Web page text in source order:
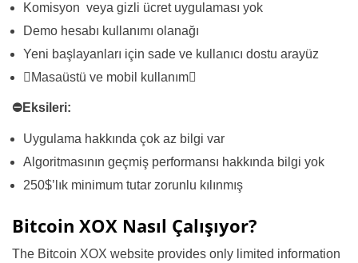
Komisyon veya gizli ücret uygulaması yok
Demo hesabı kullanımı olanağı
Yeni başlayanları için sade ve kullanıcı dostu arayüz
Masaüstü ve mobil kullanım
⛔Eksileri:
Uygulama hakkında çok az bilgi var
Algoritmasının geçmiş performansı hakkında bilgi yok
250$’lık minimum tutar zorunlu kılınmış
Bitcoin XOX Nasıl Çalışıyor?
The Bitcoin XOX website provides only limited information